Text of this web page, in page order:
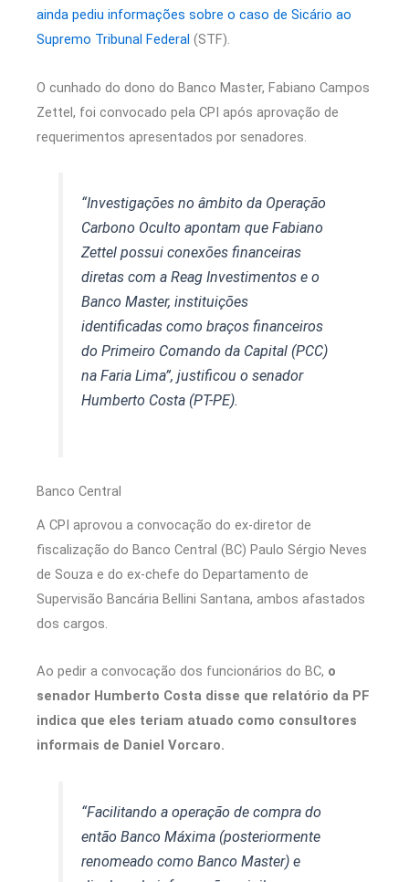
ainda pediu informações sobre o caso de Sicário ao
Supremo Tribunal Federal (STF).
O cunhado do dono do Banco Master, Fabiano Campos
Zettel, foi convocado pela CPI após aprovação de
requerimentos apresentados por senadores.
“Investigações no âmbito da Operação
Carbono Oculto apontam que Fabiano
Zettel possui conexões financeiras
diretas com a Reag Investimentos e o
Banco Master, instituições
identificadas como braços financeiros
do Primeiro Comando da Capital (PCC)
na Faria Lima”, justificou o senador
Humberto Costa (PT-PE).
Banco Central
A CPI aprovou a convocação do ex-diretor de
fiscalização do Banco Central (BC) Paulo Sérgio Neves
de Souza e do ex-chefe do Departamento de
Supervisão Bancária Bellini Santana, ambos afastados
dos cargos.
Ao pedir a convocação dos funcionários do BC, o
senador Humberto Costa disse que relatório da PF
indica que eles teriam atuado como consultores
informais de Daniel Vorcaro.
“Facilitando a operação de compra do
então Banco Máxima (posteriormente
renomeado como Banco Master) e